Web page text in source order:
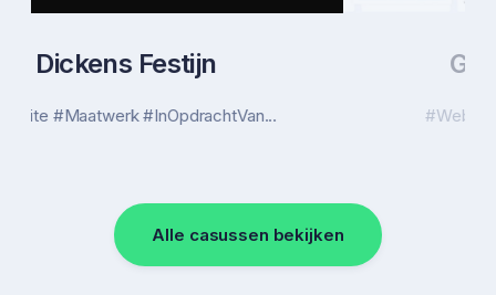
GOOS Makelaardij
#Website #Maatwerk #Realworks...
Alle casussen bekijken